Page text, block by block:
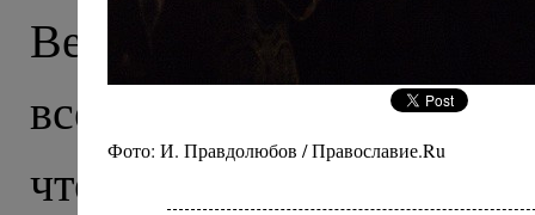
Великого поста,
всея Руси Кирилл
чтением Великого
Фото: И. Правдолюбов / Православие.Ru